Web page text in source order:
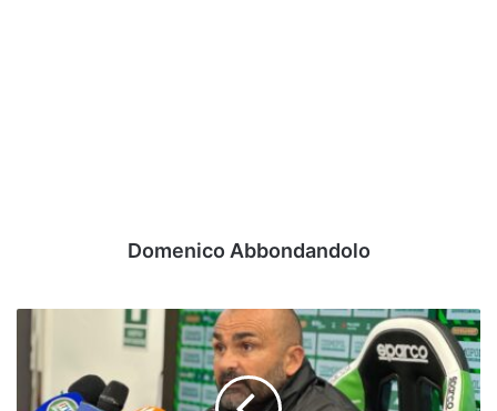
Domenico Abbondandolo
ripartire
dalle